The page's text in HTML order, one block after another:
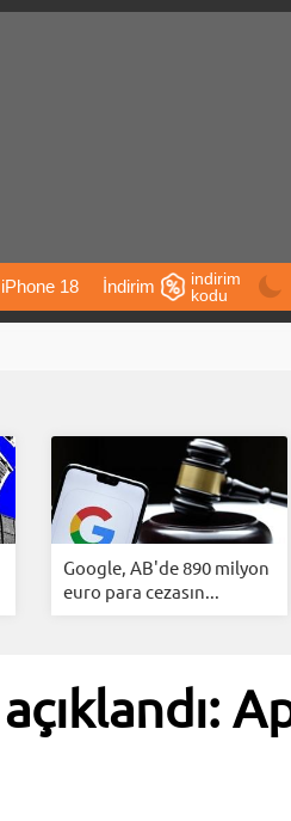
iPhone 18 İndirim
indirim
kodu
Google, AB'de 890 milyon
euro para cezasın...